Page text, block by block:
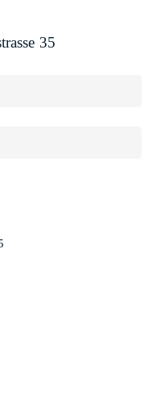
35